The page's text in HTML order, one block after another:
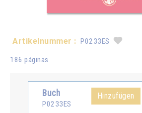
Artikelnummer : P0233ES
186 páginas
Buch
P0233ES
Hinzufügen